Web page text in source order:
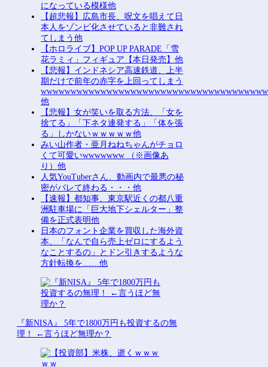
になっている模様他
【超悲報】広島市長、呪文を唱えて日
本人をゾンビ化させていると非難され
てしまう他
【ホロライブ】POP UP PARADE「雪
花ラミィ」フィギュア【本日発売】他
【悲報】インドネシア高速鉄道、上半
期だけで前年の赤字を上回ってしまう
他
【悲報】女が笑いを取る方法、「女を
捨てる」「下ネタ連発する」「体を張
る」しかないｗｗｗｗｗ他
みい山作者・亜月ねねちゃんがチョロ
くて可愛いwwwwwww （※画像あ
り）他
人気YouTuberさん、動画内で最悪の秘
密がバレて終わる・・・他
【速報】都知事、東京駅近くの都八重
洲駐車場に「巨大地下シェルター」整
備を正式表明他
日本のフォント企業を買収した海外資
本、「なんで自ら売上ゼロにするよう
なことするの」とドン引きするような
方針転換を……他
『新NISA』 5年で1800万円も投資するの無
理！ ←言うほど無理か？